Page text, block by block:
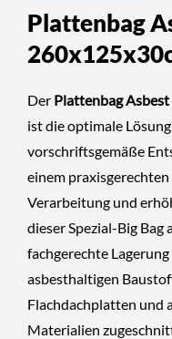
Plattenbag
Der Plattenbag
ist die optimale
vorschriftsgemäße
einem
Verarbeitung und
dieser Spezial-Big
fachgerechte
asbesthaltigen
Flachdachplatten und
Materialien